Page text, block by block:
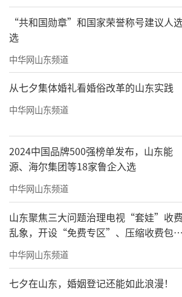
03人生是读书、用书、写书
十多年前，我说过，人一
书、写书三个阶段。少年读书
晚年写书。这是“输入—输出”
真正读书的时候，我是上
前。5岁至6岁是极重要的，我
师的母亲，上学时，我已经把
语文都读完了。上小学三年级
个姨母留在家中的初中高中历
了。在贫穷的生活中‌读了一本
“共和国勋章”和国家荣誉称号建议人
选
中华网山东频道
从七夕集体婚礼看婚俗改革的山东实践
中华网山东频道
2024中国品牌500强榜单发布，山东能
源、海尔集团等18家鲁企入选
中华网山东频道
山东聚焦三大问题治理电视“套娃”收费
乱象，开设“免费专区”、压缩收费包比
例70%以上
中华网山东频道
七夕在山东，婚姻登记还能如此浪漫！